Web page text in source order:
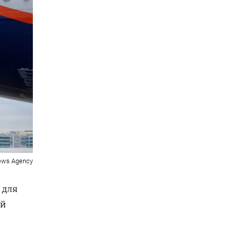
Agency
для